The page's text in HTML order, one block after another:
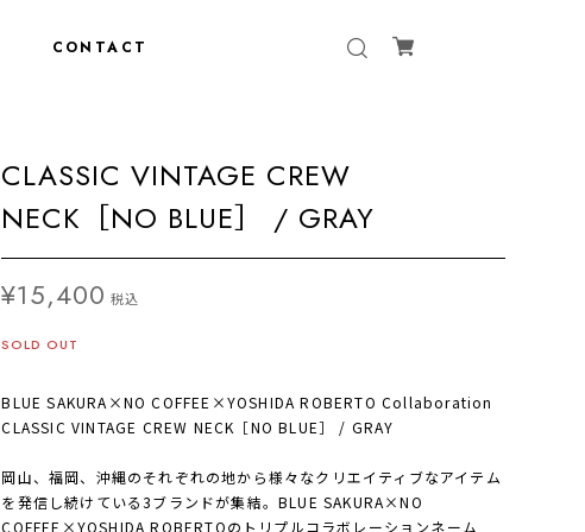
CONTACT
CLASSIC VINTAGE CREW
NECK［NO BLUE］ / GRAY
¥15,400 税込
SOLD OUT
BLUE SAKURA×NO COFFEE×YOSHIDA ROBERTO Collaboration
CLASSIC VINTAGE CREW NECK［NO BLUE］ / GRAY
岡山、福岡、沖縄のそれぞれの地から様々なクリエイティブなアイテム
を発信し続けている3ブランドが集結。BLUE SAKURA×NO
COFFEE×YOSHIDA ROBERTOのトリプルコラボレーションネーム